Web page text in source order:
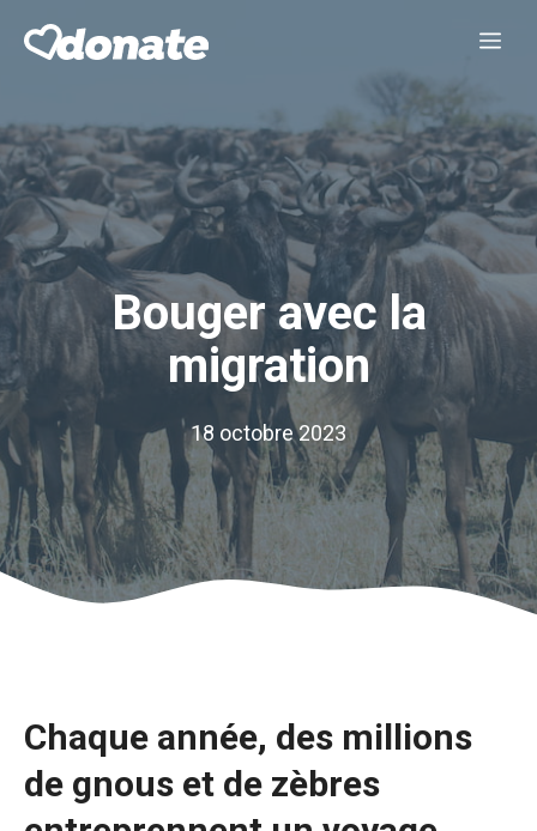
Bouger avec la
migration
18 octobre 2023
Chaque année, des millions
de gnous et de zèbres